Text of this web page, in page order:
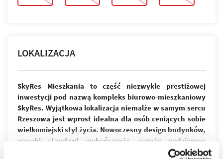
LOKALIZACJA
SkyRes Mieszkania to część niezwykle prestiżowej
inwestycji pod nazwą kompleks biurowo-mieszkaniowy
SkyRes. Wyjątkowa lokalizacja niemalże w samym sercu
Rzeszowa jest wprost idealna dla osób ceniących sobie
wielkomiejski styl życia. Nowoczesny design budynków,
wysoki standard wykończenia, garaże podziemne
spełnią wymagania nawet najbardziej wymagających